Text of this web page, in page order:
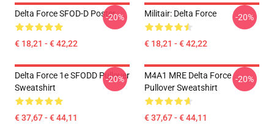
Delta Force SFOD-D Poster
€ 18,21 - € 42,22
-20% Militair: Delta Force
€ 18,21 - € 42,22
-20%
Delta Force 1e SFODD Pullover
Sweatshirt
€ 37,67 - € 44,11
-20%
M4A1 MRE Delta Force
Pullover Sweatshirt
€ 37,67 - € 44,11
-20%